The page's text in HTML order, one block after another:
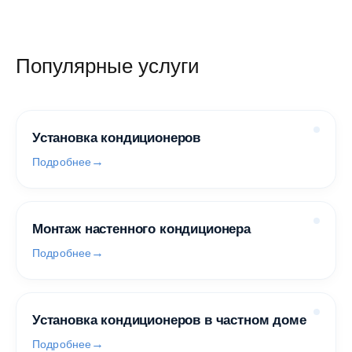
Популярные услуги
Установка кондиционеров
Подробнее
Монтаж настенного кондиционера
Подробнее
Установка кондиционеров в частном доме
Подробнее